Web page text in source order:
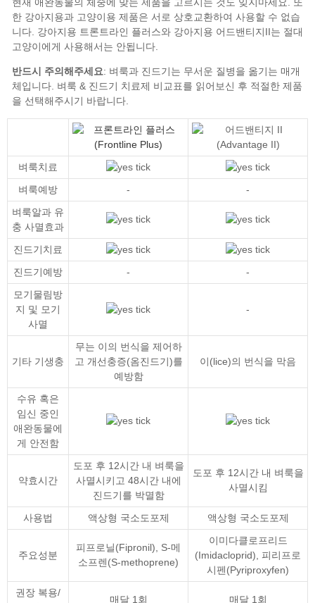
반드시 주의해주세요
벼룩 & 진드기 치료제 비교표
벼룩치료
벼룩예방
-
-
벼룩알과 유
충 사멸효과
진드기치료
진드기예방
-
-
모기물림방
지 및 모기
사멸
-
기타 기생충
무는 이의 번식을 제어하
고 개선충증(옴진드기)를
예방함
이(lice)의 번식을 막음
수유 혹은
임신 중인
애완동물에
게 안전함
약효시간
도포 후 12시간 내 벼룩을
사멸시키고 48시간 내에
진드기를 박멸함
도포 후 12시간 내 벼룩을
사멸시킴
사용법 액상형 국소도포제 액상형 국소도포제
주요성분
피프로닐(Fipronil)
S-메
소프렌(S-methoprene)
이미다클로프리드
(Imidacloprid)
피리프로
시펜(Pyriproxyfen)
권장 복용/
매달 1회 매달 1회